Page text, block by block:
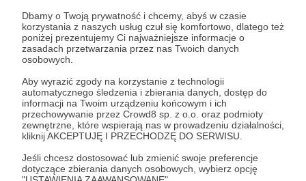
Dbamy o Twoją prywatność i chcemy, abyś w czasie
korzystania z naszych usług czuł się komfortowo, dlatego też
poniżej prezentujemy Ci najważniejsze informacje o
zasadach przetwarzania przez nas Twoich danych
osobowych.
Aby wyrazić zgody na korzystanie z technologii
automatycznego śledzenia i zbierania danych, dostęp do
informacji na Twoim urządzeniu końcowym i ich
przechowywanie przez Crowd8 sp. z o.o. oraz podmioty
zewnętrzne, które wspierają nas w prowadzeniu działalności,
kliknij AKCEPTUJĘ I PRZECHODZĘ DO SERWISU.
Jeśli chcesz dostosować lub zmienić swoje preferencje
dotyczące zbierania danych osobowych, wybierz opcję
polityki prywatności
Jacek Bartosiak
Udostępnij